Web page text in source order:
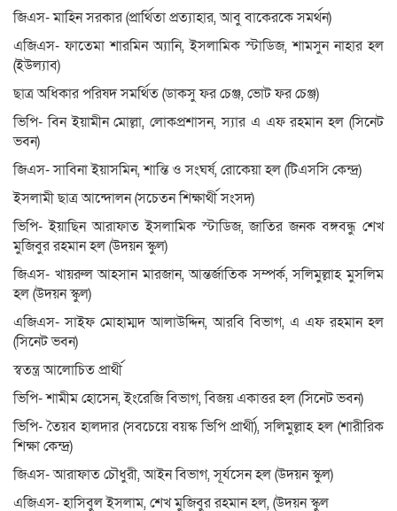
জিএস- মাহিন সরকার (প্রার্থিতা প্রত্যাহার, আবু বাকেরকে সমর্থন)
এজিএস- ফাতেমা শারমিন অ্যানি, ইসলামিক স্টাডিজ, শামসুন নাহার হল
(ইউল্যাব)
ছাত্র অধিকার পরিষদ সমর্থিত (ডাকসু ফর চেঞ্জ, ভোট ফর চেঞ্জ)
ভিপি- বিন ইয়ামীন মোল্লা, লোকপ্রশাসন, স্যার এ এফ রহমান হল (সিনেট
ভবন)
জিএস- সাবিনা ইয়াসমিন, শান্তি ও সংঘর্ষ, রোকেয়া হল (টিএসসি কেন্দ্র)
ইসলামী ছাত্র আন্দোলন (সচেতন শিক্ষার্থী সংসদ)
ভিপি- ইয়াছিন আরাফাত ইসলামিক স্টাডিজ, জাতির জনক বঙ্গবন্ধু শেখ
মুজিবুর রহমান হল (উদয়ন স্কুল)
জিএস- খায়রুল আহসান মারজান, আন্তর্জাতিক সম্পর্ক, সলিমুল্লাহ মুসলিম
হল (উদয়ন স্কুল)
এজিএস- সাইফ মোহাম্মদ আলাউদ্দিন, আরবি বিভাগ, এ এফ রহমান হল
(সিনেট ভবন)
স্বতন্ত্র আলোচিত প্রার্থী
ভিপি- শামীম হোসেন, ইংরেজি বিভাগ, বিজয় একাত্তর হল (সিনেট ভবন)
ভিপি- তৈয়ব হালদার (সবচেয়ে বয়স্ক ভিপি প্রার্থী), সলিমুল্লাহ হল (শারীরিক
শিক্ষা কেন্দ্র)
জিএস- আরাফাত চৌধুরী, আইন বিভাগ, সূর্যসেন হল (উদয়ন স্কুল)
এজিএস- হাসিবুল ইসলাম, শেখ মুজিবুর রহমান হল, (উদয়ন স্কুল